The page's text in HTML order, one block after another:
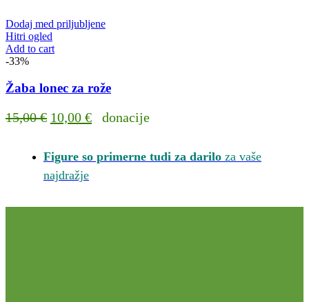
18,00 €.15,00 €.
Dodaj med priljubljene
Hitri ogled
Add to cart
-33%
Žaba lonec za rože
15,00€ Original
was:
15,00 €.
10,00 €Current
10,00 €.
donacije
Figure so primerne tudi za darilo za vaše
najdražje